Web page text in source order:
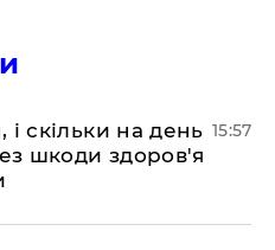
скільки на день
шкоди здоров'я
15:57